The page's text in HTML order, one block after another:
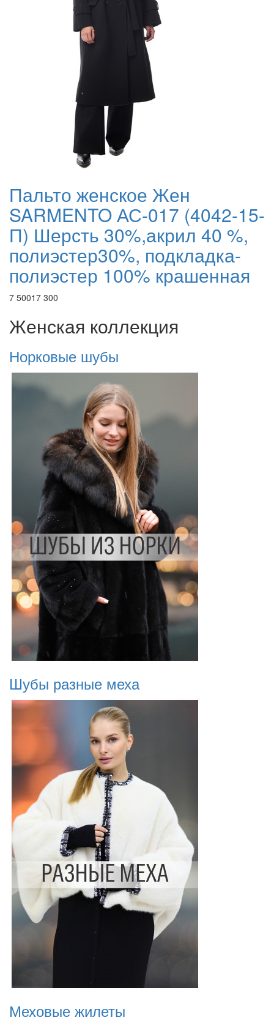
Пальто женское Жен
SARMENTO АС-017 (4042-15-
П) Шерсть 30%,акрил 40 %,
полиэстер30%, подкладка-
полиэстер 100% крашенная
7 50017 300
Женская коллекция
Норковые шубы
Шубы разные меха
Меховые жилеты